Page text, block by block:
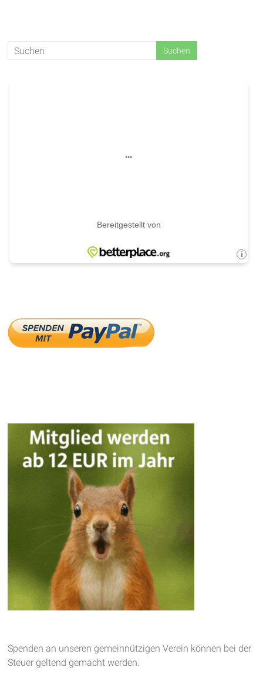
Spenden an unseren gemeinnützigen Verein können bei der
Steuer geltend gemacht werden.